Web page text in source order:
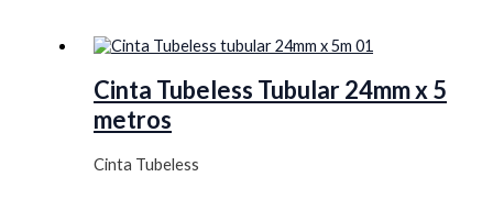
Cinta Tubeless Tubular 24mm x 5
metros
Cinta Tubeless